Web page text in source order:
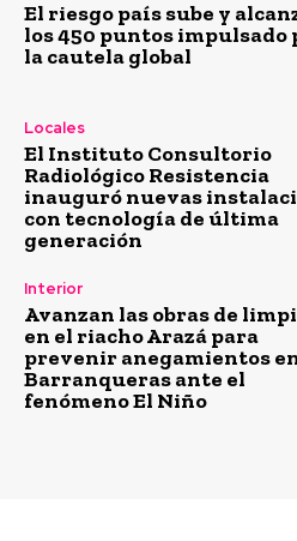
El riesgo país sube y
los 450 puntos impulsado
la cautela global
Locales
El Instituto Consultorio
Radiológico Resistencia
inauguró nuevas
con tecnología de última
generación
Interior
Avanzan las obras de
en el riacho Arazá para
prevenir anegamientos
Barranqueras ante el
fenómeno El Niño